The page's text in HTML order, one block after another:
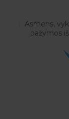
Asmens,
pažymos